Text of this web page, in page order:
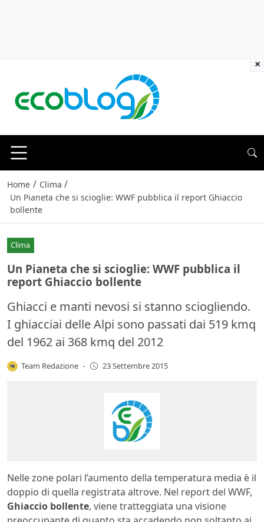
Home / Clima /
Un Pianeta che si scioglie: WWF pubblica il report Ghiaccio
bollente
Clima
Un Pianeta che si scioglie: WWF pubblica il
report Ghiaccio bollente
Ghiacci e manti nevosi si stanno sciogliendo.
I ghiacciai delle Alpi sono passati dai 519 kmq
del 1962 ai 368 kmq del 2012
Team Redazione - 23 Settembre 2015
Nelle zone polari l’aumento della temperatura media è il
doppio di quella registrata altrove. Nel report del WWF,
Ghiaccio bollente, viene tratteggiata una visione
×